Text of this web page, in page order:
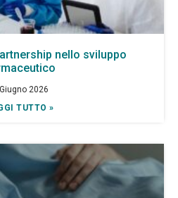
nello sviluppo
2026
TUTTO »